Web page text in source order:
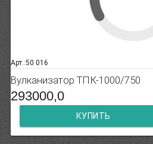
Арт.:50 016
Вулканизатор ТПК-1000/750
293000,0
КУПИТЬ